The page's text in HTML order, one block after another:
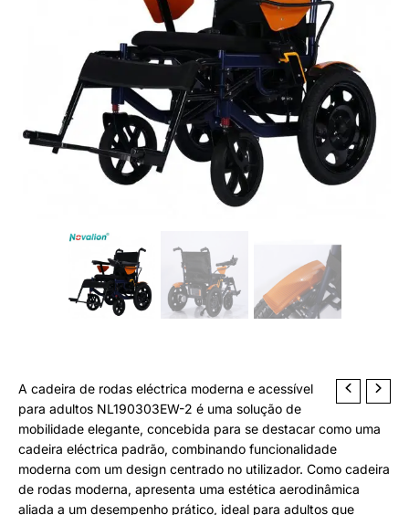
A cadeira de rodas eléctrica moderna e acessível
para adultos NL190303EW-2 é uma solução de
mobilidade elegante, concebida para se destacar como uma
cadeira eléctrica padrão, combinando funcionalidade
moderna com um design centrado no utilizador. Como cadeira
de rodas moderna, apresenta uma estética aerodinâmica
aliada a um desempenho prático, ideal para adultos que